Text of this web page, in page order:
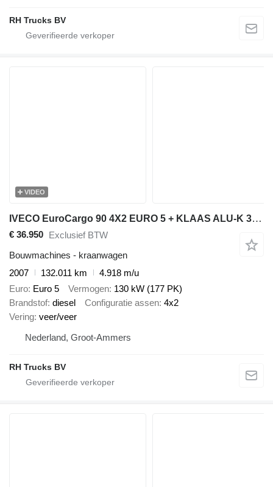
RH Trucks BV
VIDEO
IVECO EuroCargo 90 4X2 EURO 5 + KLAAS ALU-K 30/1000 + REMOTE CONTROL
€ 36.950 Exclusief BTW
Bouwmachines - kraanwagen
2007
132.011 km
4.918 m/u
Euro Euro 5 Vermogen 130 kW (177 PK)
Brandstof diesel Configuratie assen 4x2
Vering veer/veer
Nederland, Groot-Ammers
RH Trucks BV